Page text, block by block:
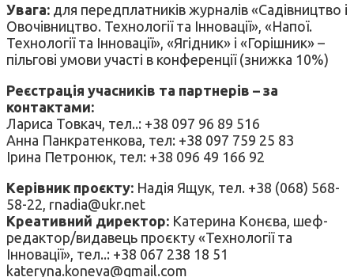
Увага: для передплатників журналів «Садівництво і
Овочівництво. Технології та Інновації», «Напої.
Технології та Інновації», «Ягідник» і «Горішник» –
пільгові умови участі в конференції (знижка 10%)
Реєстрація учасників та партнерів – за
контактами:
Лариса Товкач, тел..: +38 097 96 89 516
Анна Панкратенкова, тел: +38 097 759 25 83
Ірина Петронюк, тел: +38 096 49 166 92
Керівник проєкту: Надія Ящук, тел. +38 (068) 568-
58-22, rnadia@ukr.net
Креативний директор: Катерина Конєва, шеф-
редактор/видавець проєкту «Технології та
Інновації», тел..: +38 067 238 18 51
kateryna.koneva@gmail.com